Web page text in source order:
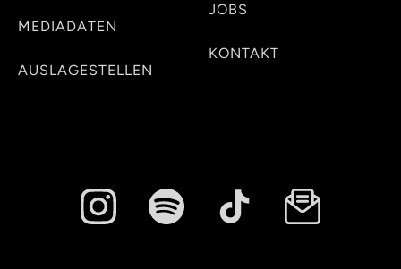
MEDIADATEN
AUSLAGESTELLEN
JOBS
KONTAKT